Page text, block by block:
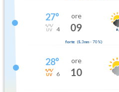
27°
4
ore
09
forte (8.3mm- 70 %)
28°
6
ore
10